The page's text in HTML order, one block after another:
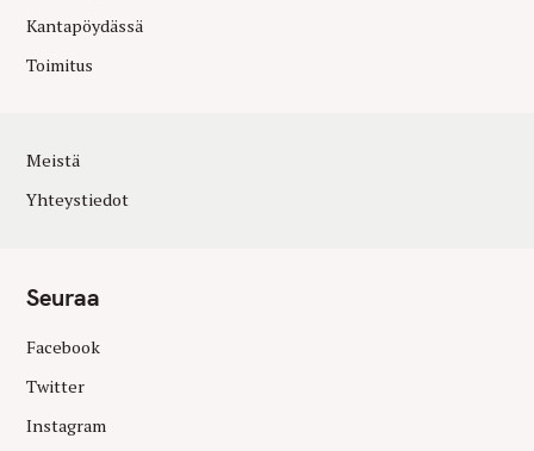
Kantapöydässä
Toimitus
Meistä
Yhteystiedot
Seuraa
Facebook
Twitter
Instagram